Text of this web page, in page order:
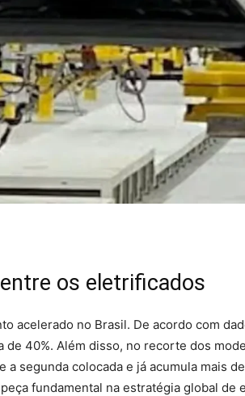
os eletrificados
acelerado no Brasil. De acordo com
40%. Além disso, no recorte dos
a segunda colocada e já acumula mais
fundamental na estratégia global de